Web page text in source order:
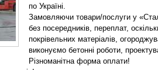
по Україні.
Замовляючи товари/послуги у
без посередників, переплат,
покрівельних матеріалів,
виконуємо бетонні роботи,
Різноманітна форма оплати!